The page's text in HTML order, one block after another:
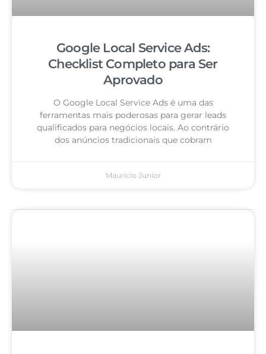
Google Local Service Ads:
Checklist Completo para Ser
Aprovado
O Google Local Service Ads é uma das
ferramentas mais poderosas para gerar leads
qualificados para negócios locais. Ao contrário
dos anúncios tradicionais que cobram
Mauricio Junior